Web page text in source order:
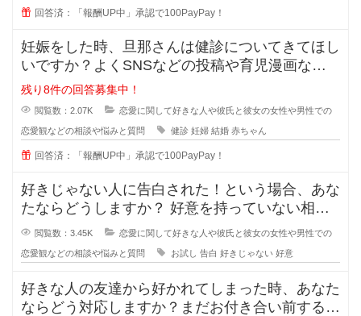
回答済：「報酬UP中」承認で100PayPay！
妊娠をした時、旦那さんは健診についてきてほし
いですか？よくSNSなどの投稿や育児漫画など
を見ていたりすると、仲の良さそう
残り8件の回答募集中！
閲覧数：2.07K 恋愛に関して好きな人や彼氏と彼女の女性や男性での
恋愛観などの相談や悩みと質問 健診 妊婦 結婚 赤ちゃん
回答済：「報酬UP中」承認で100PayPay！
好きじゃない人に告白された！という場合、あな
たならどうしますか？ 好意を持っていない相手
からの告白、結構戸惑ったり
閲覧数：3.45K 恋愛に関して好きな人や彼氏と彼女の女性や男性での
恋愛観などの相談や悩みと質問 お試し 告白 好きじゃない 好意
好きな人の友達から好かれてしまった時、あなた
ならどう対応しますか？まだお付き合い前する段